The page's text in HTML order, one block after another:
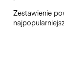
Zestawienie